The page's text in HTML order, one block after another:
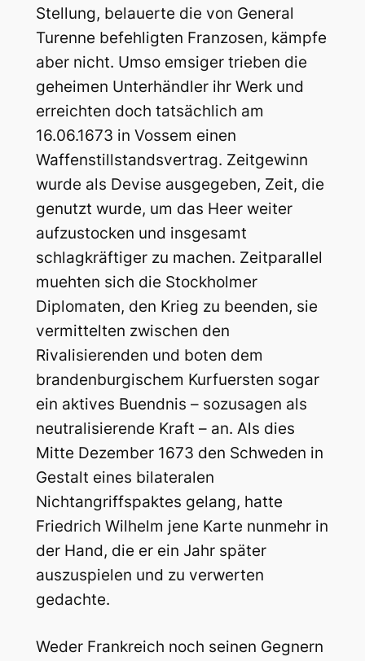
Stellung, belauerte die von General
Turenne befehligten Franzosen, kämpfe
aber nicht. Umso emsiger trieben die
geheimen Unterhändler ihr Werk und
erreichten doch tatsächlich am
16.06.1673 in Vossem einen
Waffenstillstandsvertrag. Zeitgewinn
wurde als Devise ausgegeben, Zeit, die
genutzt wurde, um das Heer weiter
aufzustocken und insgesamt
schlagkräftiger zu machen. Zeitparallel
muehten sich die Stockholmer
Diplomaten, den Krieg zu beenden, sie
vermittelten zwischen den
Rivalisierenden und boten dem
brandenburgischem Kurfuersten sogar
ein aktives Buendnis – sozusagen als
neutralisierende Kraft – an. Als dies
Mitte Dezember 1673 den Schweden in
Gestalt eines bilateralen
Nichtangriffspaktes gelang, hatte
Friedrich Wilhelm jene Karte nunmehr in
der Hand, die er ein Jahr später
auszuspielen und zu verwerten
gedachte.
Weder Frankreich noch seinen Gegnern